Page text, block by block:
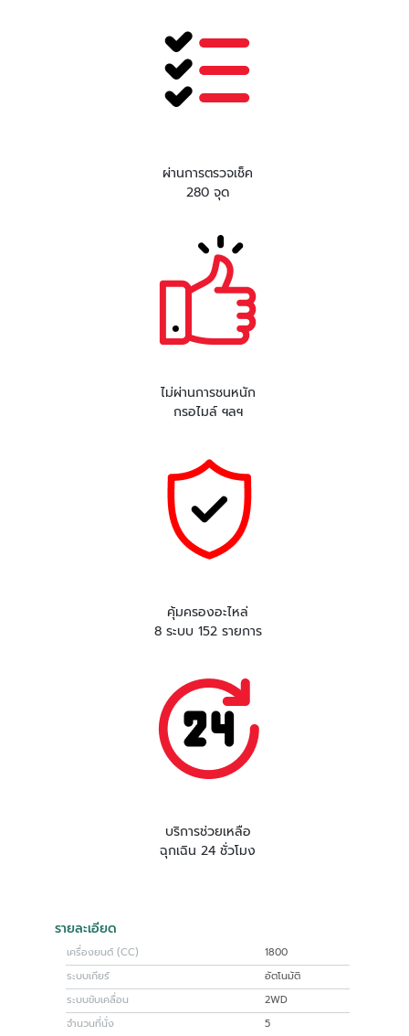
ผ่านการตรวจเช็ค
280 จุด
ไม่ผ่านการชนหนัก
กรอไมล์ ฯลฯ
คุ้มครองอะไหล่
8 ระบบ 152 รายการ
บริการช่วยเหลือ
ฉุกเฉิน 24 ชั่วโมง
รายละเอียด
เครื่องยนต์ (CC)
1800
ระบบเกียร์
อัตโนมัติ
ระบบขับเคลื่อน
2WD
จำนวนที่นั่ง
5